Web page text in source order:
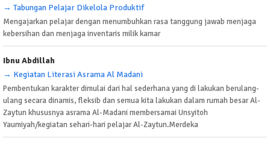
→ Tabungan Pelajar Dikelola Produktif
Mengajarkan pelajar dengan menumbuhkan rasa tanggung jawab menjaga
kebersihan dan menjaga inventaris milik kamar
Ibnu Abdillah
→ Kegiatan Literasi Asrama Al Madani
Pembentukan karakter dimulai dari hal sederhana yang di lakukan berulang-
ulang secara dinamis, fleksib dan semua kita lakukan dalam rumah besar Al-
Zaytun khususnya asrama Al-Madani membersamai Unsyitoh
Yaumiyah/kegiatan sehari-hari pelajar Al-Zaytun.Merdeka